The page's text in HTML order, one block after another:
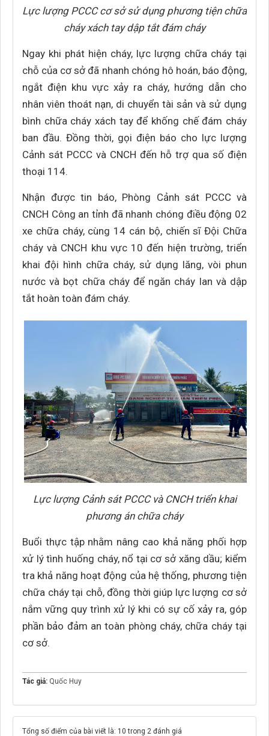
Lực lượng PCCC cơ sở sử dụng phương tiện chữa
cháy xách tay dập tắt đám cháy
Ngay khi phát hiện cháy, lực lượng chữa cháy tại
chỗ của cơ sở đã nhanh chóng hô hoán, báo động,
ngắt điện khu vực xảy ra cháy, hướng dẫn cho
nhân viên thoát nạn, di chuyển tài sản và sử dụng
bình chữa cháy xách tay để khống chế đám cháy
ban đầu. Đồng thời, gọi điện báo cho lực lượng
Cảnh sát PCCC và CNCH đến hỗ trợ qua số điện
thoại 114.
Nhận được tin báo, Phòng Cảnh sát PCCC và
CNCH Công an tỉnh đã nhanh chóng điều động 02
xe chữa cháy, cùng 14 cán bộ, chiến sĩ Đội Chữa
cháy và CNCH khu vực 10 đến hiện trường, triển
khai đội hình chữa cháy, sử dụng lăng, vòi phun
nước và bọt chữa cháy để ngăn cháy lan và dập
tắt hoàn toàn đám cháy.
Lực lượng Cảnh sát PCCC và CNCH triển khai
phương án chữa cháy
Buổi thực tập nhằm nâng cao khả năng phối hợp
xử lý tình huống cháy, nổ tại cơ sở xăng dầu; kiểm
tra khả năng hoạt động của hệ thống, phương tiện
chữa cháy tại chỗ, đồng thời giúp lực lượng cơ sở
nắm vững quy trình xử lý khi có sự cố xảy ra, góp
phần bảo đảm an toàn phòng cháy, chữa cháy tại
cơ sở.
Tác giả: Quốc Huy
Tổng số điểm của bài viết là: 10 trong 2 đánh giá